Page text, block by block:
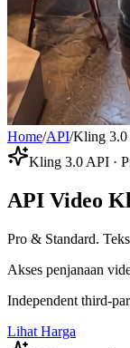
Home/API/Kling 3.0
Kling 3.0 API ·
API Video
Pro & Standard.
Akses penjanaan
Independent third-
Lihat Harga